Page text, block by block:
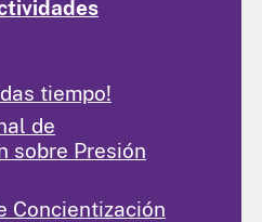
tiempo!
de
sobre Presión
Concientización